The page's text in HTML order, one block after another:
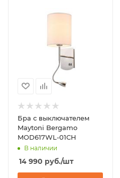
Бра с выключателем
Maytoni Bergamo
MOD617WL-01CH
В наличии
14 990 руб./шт